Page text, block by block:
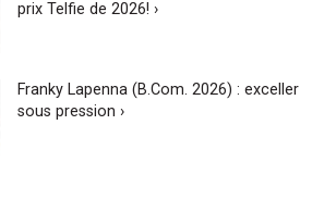
prix Telfie de 2026! ›
Franky Lapenna (B.Com. 2026) : exceller
sous pression ›